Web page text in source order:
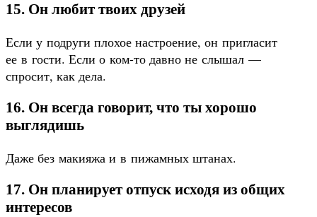
15. Он любит твоих друзей
Если у подруги плохое настроение, он пригласит
ее в гости. Если о ком-то давно не слышал —
спросит, как дела.
16. Он всегда говорит, что ты хорошо
выглядишь
Даже без макияжа и в пижамных штанах.
17. Он планирует отпуск исходя из общих
интересов